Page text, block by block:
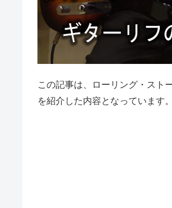
この記事は、ローリング・スト
を紹介した内容となっています。